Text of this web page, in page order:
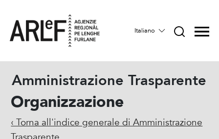
Italiano
Amministrazione Trasparente
Organizzazione
‹ Torna all'indice generale di Amministrazione